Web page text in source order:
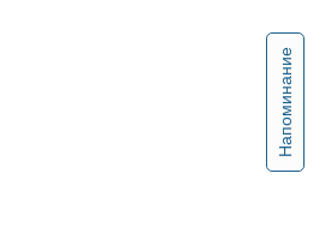
Напоминание